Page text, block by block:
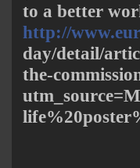
to a better
http://
day/detail/
the-